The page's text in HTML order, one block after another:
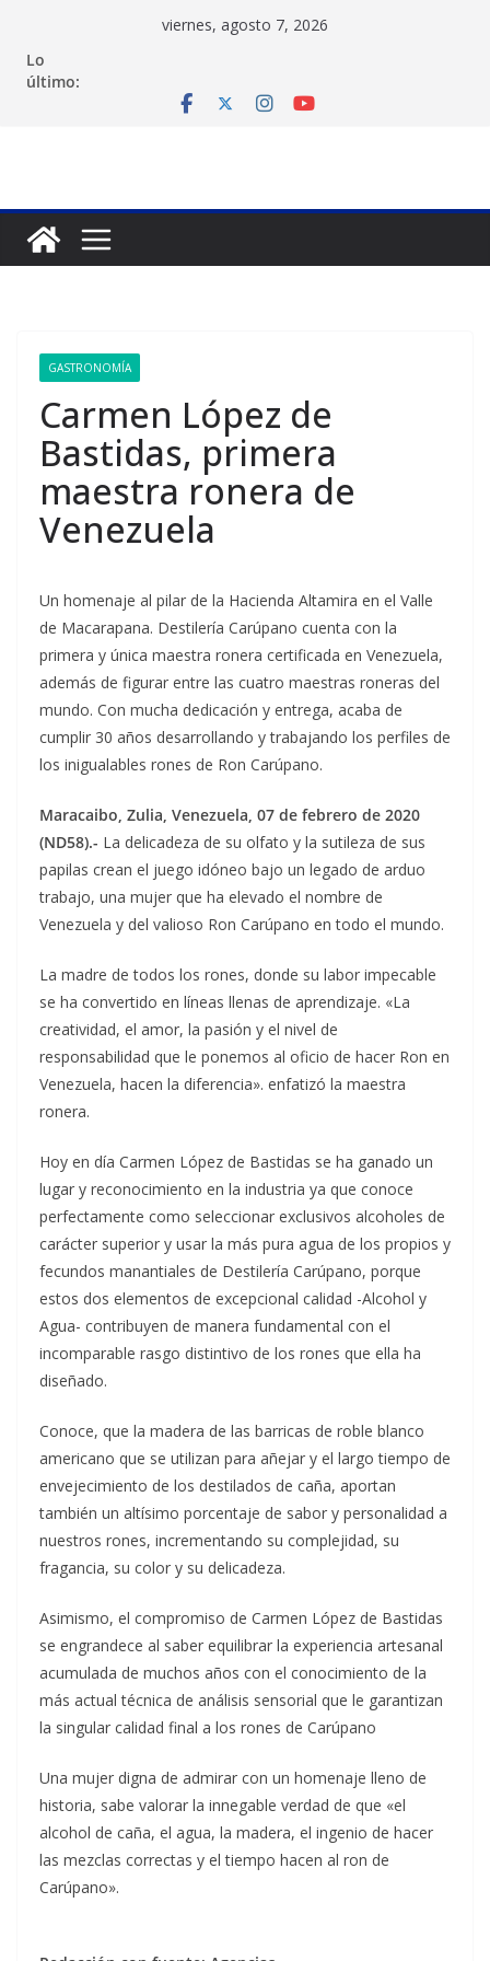
contenido
viernes, agosto 7, 2026
Lo
último:
GASTRONOMÍA
Carmen López de
Bastidas, primera
maestra ronera de
Venezuela
Un homenaje al pilar de la Hacienda Altamira en el Valle
de Macarapana. Destilería Carúpano cuenta con la
primera y única maestra ronera certificada en Venezuela,
además de figurar entre las cuatro maestras roneras del
mundo. Con mucha dedicación y entrega, acaba de
cumplir 30 años desarrollando y trabajando los perfiles de
los inigualables rones de Ron Carúpano.
Maracaibo, Zulia, Venezuela, 07 de febrero de 2020
(ND58).- La delicadeza de su olfato y la sutileza de sus
papilas crean el juego idóneo bajo un legado de arduo
trabajo, una mujer que ha elevado el nombre de
Venezuela y del valioso Ron Carúpano en todo el mundo.
La madre de todos los rones, donde su labor impecable
se ha convertido en líneas llenas de aprendizaje. «La
creatividad, el amor, la pasión y el nivel de
responsabilidad que le ponemos al oficio de hacer Ron en
Venezuela, hacen la diferencia». enfatizó la maestra
ronera.
Hoy en día Carmen López de Bastidas se ha ganado un
lugar y reconocimiento en la industria ya que conoce
perfectamente como seleccionar exclusivos alcoholes de
carácter superior y usar la más pura agua de los propios y
fecundos manantiales de Destilería Carúpano, porque
estos dos elementos de excepcional calidad -Alcohol y
Agua- contribuyen de manera fundamental con el
incomparable rasgo distintivo de los rones que ella ha
diseñado.
Conoce, que la madera de las barricas de roble blanco
americano que se utilizan para añejar y el largo tiempo de
envejecimiento de los destilados de caña, aportan
también un altísimo porcentaje de sabor y personalidad a
nuestros rones, incrementando su complejidad, su
fragancia, su color y su delicadeza.
Asimismo, el compromiso de Carmen López de Bastidas
se engrandece al saber equilibrar la experiencia artesanal
acumulada de muchos años con el conocimiento de la
más actual técnica de análisis sensorial que le garantizan
la singular calidad final a los rones de Carúpano
Una mujer digna de admirar con un homenaje lleno de
historia, sabe valorar la innegable verdad de que «el
alcohol de caña, el agua, la madera, el ingenio de hacer
las mezclas correctas y el tiempo hacen al ron de
Carúpano».